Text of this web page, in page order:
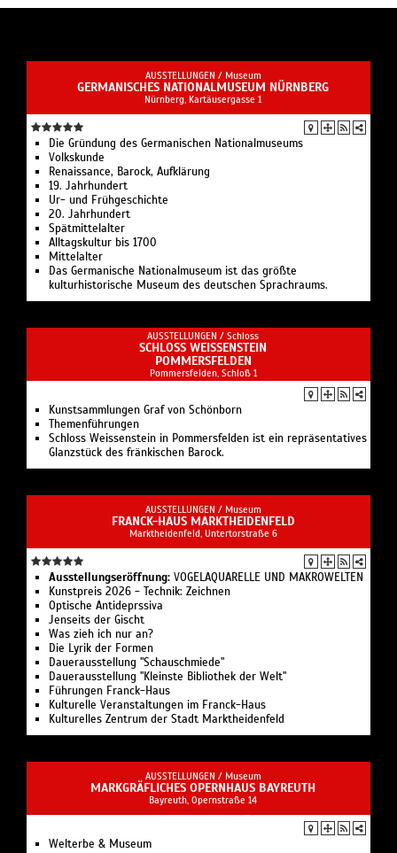
AUSSTELLUNGEN / Museum
GERMANISCHES NATIONALMUSEUM NÜRNBERG
Nürnberg, Kartäusergasse 1
Die Gründung des Germanischen Nationalmuseums
Volkskunde
Renaissance, Barock, Aufklärung
19. Jahrhundert
Ur- und Frühgeschichte
20. Jahrhundert
Spätmittelalter
Alltagskultur bis 1700
Mittelalter
Das Germanische Nationalmuseum ist das größte
kulturhistorische Museum des deutschen Sprachraums.
AUSSTELLUNGEN / Schloss
SCHLOSS WEISSENSTEIN
POMMERSFELDEN
Pommersfelden, Schloß 1
Kunstsammlungen Graf von Schönborn
Themenführungen
Schloss Weissenstein in Pommersfelden ist ein repräsentatives
Glanzstück des fränkischen Barock.
AUSSTELLUNGEN / Museum
FRANCK-HAUS MARKTHEIDENFELD
Marktheidenfeld, Untertorstraße 6
Ausstellungseröffnung: VOGELAQUARELLE UND MAKROWELTEN
Kunstpreis 2026 - Technik: Zeichnen
Optische Antideprssiva
Jenseits der Gischt
Was zieh ich nur an?
Die Lyrik der Formen
Dauerausstellung "Schauschmiede"
Dauerausstellung "Kleinste Bibliothek der Welt"
Führungen Franck-Haus
Kulturelle Veranstaltungen im Franck-Haus
Kulturelles Zentrum der Stadt Marktheidenfeld
AUSSTELLUNGEN / Museum
MARKGRÄFLICHES OPERNHAUS BAYREUTH
Bayreuth, Opernstraße 14
Welterbe & Museum